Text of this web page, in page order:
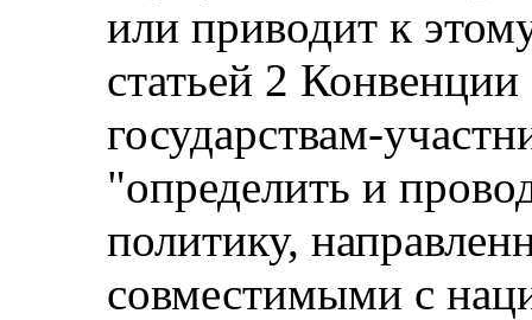
или приводит к
статьей 2
государствам-
"определить и
политику,
совместимыми с